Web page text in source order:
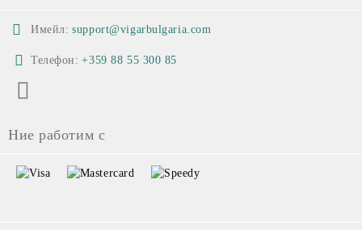
Имейл: support@vigarbulgaria.com
Телефон: +359 88 55 300 85
Ние работим с